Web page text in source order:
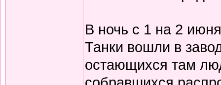
В ночь с 1 на 2
Танки вошли в
остающихся там